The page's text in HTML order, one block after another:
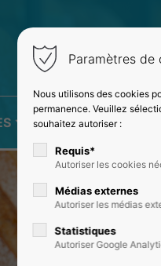
/
offer support for our
PRODUITS
Paramètres
Nous utilisons des cookies
permanence. Veuillez
souhaitez autoriser :
Requis*
Autoriser les cookies
Médias externes
Autoriser les médias
Statistiques
Autoriser Google